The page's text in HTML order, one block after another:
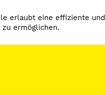
erlaubt eine effiziente und
ermöglichen.